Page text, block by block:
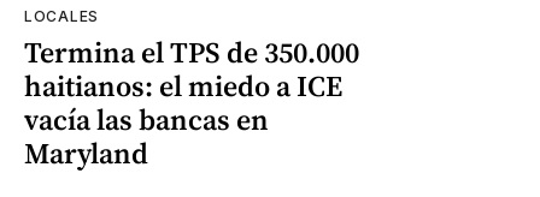
LOCALES
Termina el TPS de 350.000
haitianos: el miedo a ICE
vacía las bancas en
Maryland